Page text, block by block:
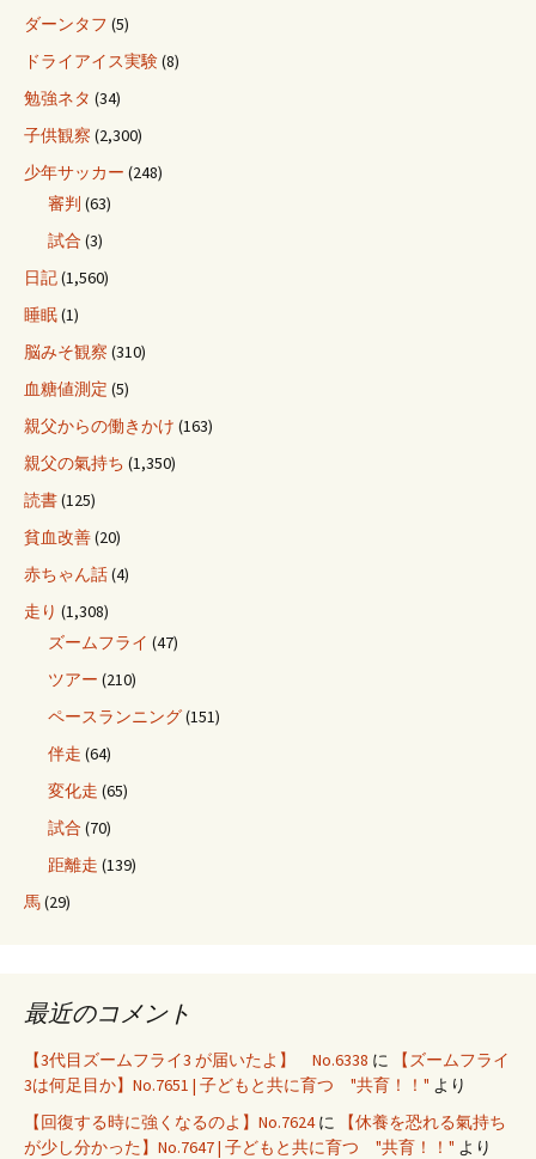
ダーンタフ (5)
ドライアイス実験(8)
勉強ネタ (34)
子供観察 (2,300)
少年サッカー (248)
審判 (63)
試合 (3)
日記(1,560)
睡眠(1)
脳みそ観察 (310)
血糖値測定 (5)
親父からの働きかけ (163)
親父の氣持ち (1,350)
読書(125)
貧血改善(20)
赤ちゃん話(4)
走り (1,308)
ズームフライ (47)
ツアー (210)
ペースランニング(151)
伴走 (64)
変化走 (65)
試合 (70)
距離走 (139)
馬(29)
最近のコメント
【3代目ズームフライ3 が届いたよ】 No.6338 に
【ズームフライ
3は何足目か】No.7651 | 子どもと共に育つ "共育！！" より
【回復する時に強くなるのよ】No.7624に
【休養を恐れる氣持ち
が少し分かった】No.7647 | 子どもと共に育つ "共育！！" より